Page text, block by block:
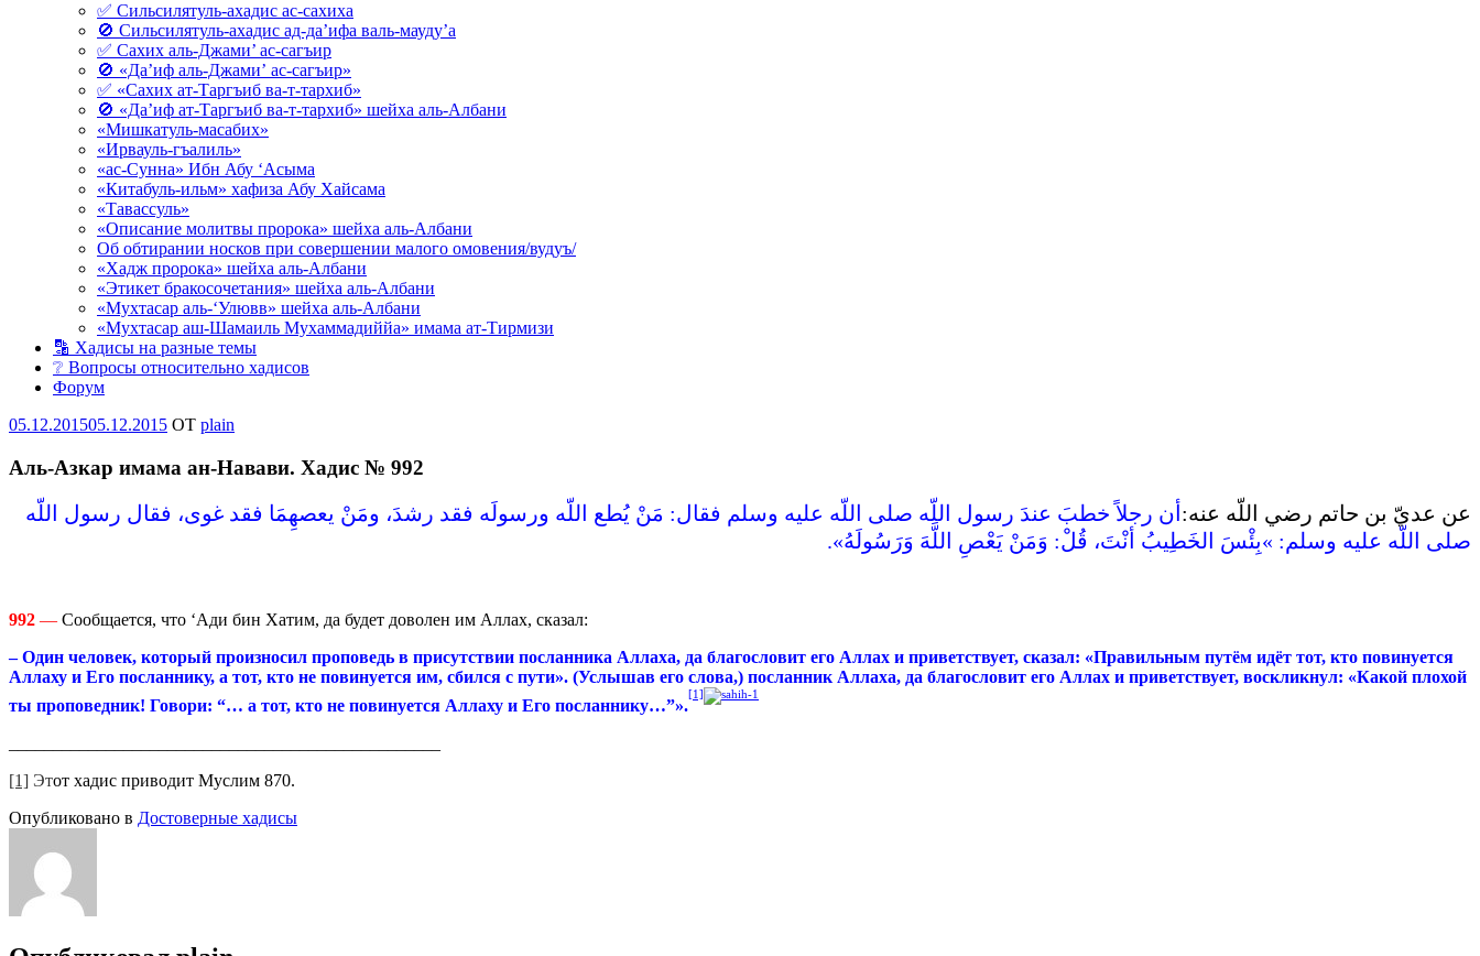
✅ Сильсилятуль-ахадис ас-сахиха
🚫 Сильсилятуль-ахадис ад-да’ифа валь-мауду’а
✅ Сахих аль-Джами’ ас-сагъир
🚫 «Да’иф аль-Джами’ ас-сагъир»
✅ «Сахих ат-Таргъиб ва-т-тархиб»
🚫 «Да’иф ат-Таргъиб ва-т-тархиб» шейха аль-Албани
«Мишкатуль-масабих»
«Ирвауль-гъалиль»
«ас-Сунна» Ибн Абу ‘Асыма
«Китабуль-ильм» хафиза Абу Хайсама
«Тавассуль»
«Описание молитвы пророка» шейха аль-Албани
Об обтирании носков при совершении малого омовения/вудуъ/
«Хадж пророка» шейха аль-Албани
«Этикет бракосочетания» шейха аль-Албани
«Мухтасар аль-‘Улювв» шейха аль-Албани
«Мухтасар аш-Шамаиль Мухаммадиййа» имама ат-Тирмизи
🔡 Хадисы на разные темы
❔ Вопросы относительно хадисов
Форум
Опубликовано
05.12.201505.12.2015 OT plain
Аль-Азкар имама ан-Навави. Хадис № 992
عن عديّ بن حاتم رضي اللّه عنه‏: ‏أن رجلاً خطبَ عندَ رسول اللّه صلى اللّه عليه وسلم فقال‏:‏ مَنْ يُطع اللّه ورسولَه فقد رشدَ، ومَنْ يعصهِمَا فقد غوى، فقال رسول اللّه
صلى اللّه عليه وسلم‏:‏ ‏»‏بِئْسَ الخَطِيبُ أنْتَ، قُلْ‏:‏ وَمَنْ يَعْصِ اللَّهَ وَرَسُولَهُ‏»‏‏.‏
992 — Сообщается, что ‘Ади бин Хатим, да будет доволен им Аллах, сказал:
– Один человек, который произносил проповедь в присутствии посланника Аллаха, да благословит его Аллах и приветствует, сказал: «Правильным путём идёт тот, кто повинуется
Аллаху и Его посланнику, а тот, кто не повинуется им, сбился с пути». (Услышав его слова,) посланник Аллаха, да благословит его Аллах и приветствует, воскликнул: «Какой плохой
ты проповедник! Говори: “… а тот, кто не повинуется Аллаху и Его посланнику…”».
[1]
[1] Этот хадис приводит Муслим 870.
Опубликовано в Достоверные хадисы